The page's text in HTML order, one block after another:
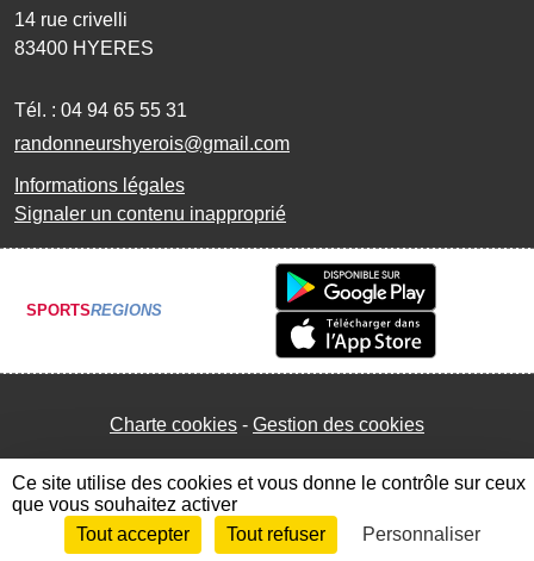
14 rue crivelli
83400 HYERES
Tél. : 04 94 65 55 31
randonneurshyerois@gmail.com
Informations légales
Signaler un contenu inapproprié
SPORTSREGIONS
Charte cookies Gestion des cookies
Envie de participer ? Connexion
Ce site utilise des cookies et vous donne le contrôle sur ceux
que vous souhaitez activer
Tout accepter
Tout refuser Personnaliser